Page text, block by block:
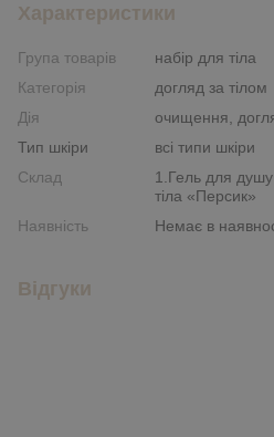
Характеристики
Група товарів
набір для тіла
Категорія
догляд за тілом
Дія
очищення,
Тип шкіри
всі типи шкіри
Склад
1.Гель для
тіла «Персик»
Наявність
Немає в
Відгуки